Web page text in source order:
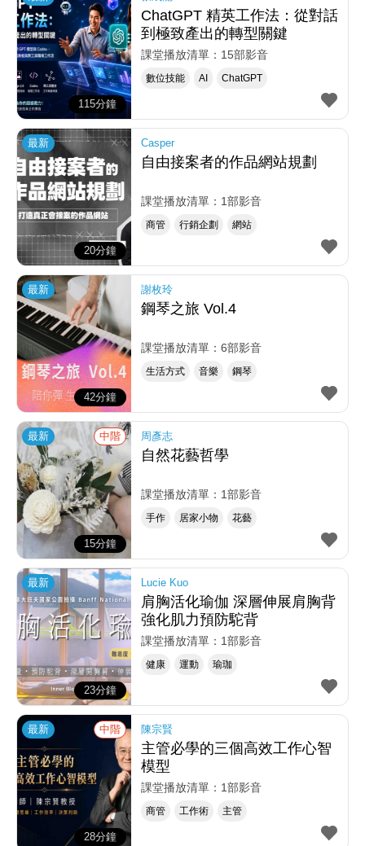
115分鐘
ChatGPT 精英工作法：從對話
到極致產出的轉型關鍵
課堂播放清單：15部影音
數位技能 AI ChatGPT
最新
20分鐘
Casper
自由接案者的作品網站規劃
課堂播放清單：1部影音
商管 行銷企劃 網站
最新
42分鐘
謝枚玲
鋼琴之旅 Vol.4
課堂播放清單：6部影音
生活方式 音樂 鋼琴
最新 中階
15分鐘
周彥志
自然花藝哲學
課堂播放清單：1部影音
手作 居家小物 花藝
最新
23分鐘
Lucie Kuo
肩胸活化瑜伽 深層伸展肩胸背
強化肌力預防駝背
課堂播放清單：1部影音
健康 運動 瑜珈
最新 中階
28分鐘
陳宗賢
主管必學的三個高效工作心智
模型
課堂播放清單：1部影音
商管 工作術 主管